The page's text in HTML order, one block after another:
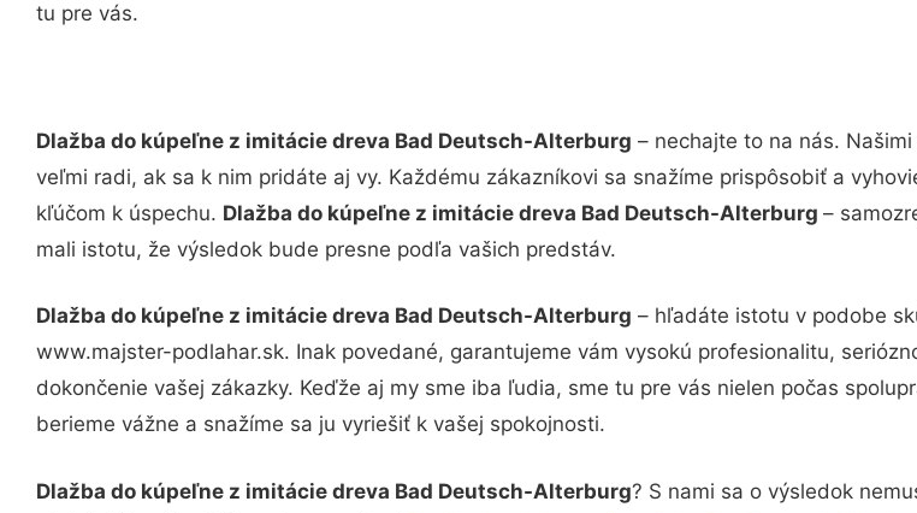
tu pre vás.
Dlažba do kúpeľne z imitácie dreva Bad Deutsch-Alterburg – nechajte to na nás.
veľmi radi, ak sa k nim pridáte aj vy. Každému zákazníkovi sa snažíme prispôsobiť a
kľúčom k úspechu. Dlažba do kúpeľne z imitácie dreva Bad Deutsch-Alterburg –
mali istotu, že výsledok bude presne podľa vašich predstáv.
Dlažba do kúpeľne z imitácie dreva Bad Deutsch-Alterburg – hľadáte istotu v podobe
www.majster-podlahar.sk. Inak povedané, garantujeme vám vysokú profesionalitu,
dokončenie vašej zákazky. Keďže aj my sme iba ľudia, sme tu pre vás nielen počas
berieme vážne a snažíme sa ju vyriešiť k vašej spokojnosti.
Dlažba do kúpeľne z imitácie dreva Bad Deutsch-Alterburg? S nami sa o výsledok